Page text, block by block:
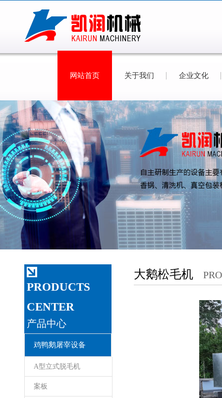
网站首页 关于我们 企业文化
PRODUCTS
CENTER
产品中心
鸡鸭鹅屠宰设备
A型立式脱毛机
案板
大鹅松毛机